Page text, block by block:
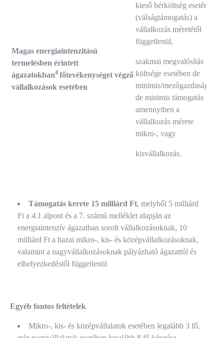
Magas energiaintenzitású
termelésben érintett
ágazatokban4 főtevékenységet végző
vállalkozások esetében
kieső bérköltség esetén
(válságtámogatás) a
vállalkozás méretétől
függetlenül,
szakmai megvalósítás
költsége esetében de
minimis/mezőgazdasági
de minimis támogatás
amennyiben a
vállalkozás mérete
mikro-, vagy
kisvállalkozás.
Támogatás kerete 15 milliárd Ft, melyből 5 milliárd
Ft a 4.1 alpont és a 7. számú melléklet alapján az
energiaintenzív ágazatban sorolt vállalkozásoknak, 10
milliárd Ft a hazai mikro-, kis- és középvállalkozásoknak,
valamint a nagyvállalkozásoknak pályázható ágazattól és
elhelyezkedéstől függetlenül
Egyéb fontos feltételek
Mikro-, kis- és középvállalatok esetében legalább 3 fő,